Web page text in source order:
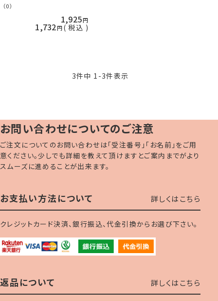
（0）
1,925
1,732 税込
3件中 1 -3件表示
お問い合わせについてのご注意
ご注文についてのお問い合わせは「受注番号」「お名前」をご用
意ください。少しでも詳細を教えて頂けますとご案内までがより
スムーズに進めることが出来ます。
お支払い方法について 詳しくはこちら
クレジットカード決済、銀行振込、代金引換からお選び下さい。
返品について 詳しくはこちら